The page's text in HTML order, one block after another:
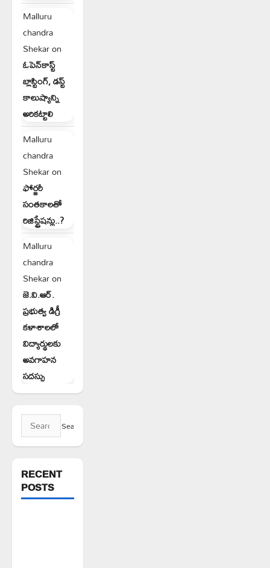
Malluru
chandra
Shekaron
ఓపెన్‌కాస్ట్
బ్లాస్టింగ్, డస్ట్
కాలుష్యాన్ని
అరికట్టాలి
Malluru
chandra
Shekaron
ఫోర్జరీ
సంతకాలతో
రిజిస్ట్రేషన్లు..?
Malluru
chandra
Shekaron
జె.వి.ఆర్.
ప్రభుత్వ డిగ్రీ
కళాశాలలో
విద్యార్థులకు
అవగాహన
సదస్సు
Search
for:
RECENT
POSTS